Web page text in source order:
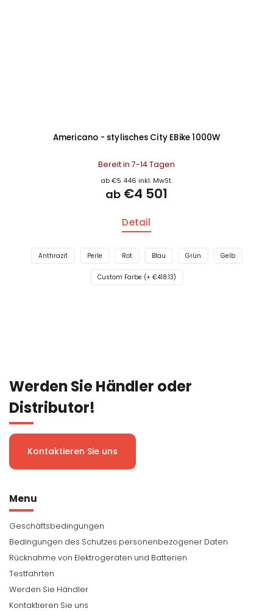
Americano - stylisches City EBike 1000W
Bereit in 7-14 Tagen
ab €5 446 inkl. MwSt.
ab €4 501
Detail
Anthrazit Perle Rot Blau Grün Gelb
Custom Farbe (+ €418.13)
Werden Sie Händler oder
Distributor!
Kontaktieren Sie uns
Menu
Geschäftsbedingungen
Bedingungen des Schutzes personenbezogener Daten
Rücknahme von Elektrogeräten und Batterien
Testfahrten
Werden Sie Händler
Kontaktieren Sie uns